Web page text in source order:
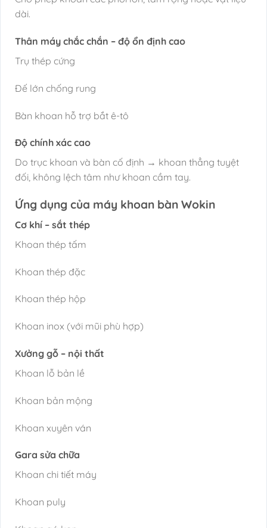
dài.
Thân máy chắc chắn – độ ổn định cao
Trụ thép cứng
Đế lớn chống rung
Bàn khoan hỗ trợ bắt ê-tô
Độ chính xác cao
Do trục khoan và bàn cố định → khoan thẳng tuyệt
đối, không lệch tâm như khoan cầm tay.
Ứng dụng của máy khoan bàn Wokin
Cơ khí – sắt thép
Khoan thép tấm
Khoan thép đặc
Khoan thép hộp
Khoan inox (với mũi phù hợp)
Xưởng gỗ – nội thất
Khoan lỗ bản lề
Khoan bản mộng
Khoan xuyên ván
Gara sửa chữa
Khoan chi tiết máy
Khoan puly